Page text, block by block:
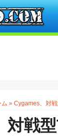
ム » Cygames、対
対戦